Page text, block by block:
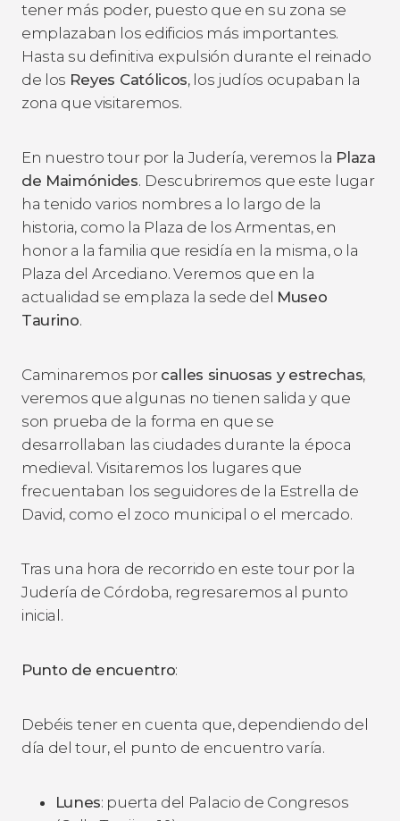
tener más poder, puesto que en su zona se
emplazaban los edificios más importantes.
Hasta su definitiva expulsión durante el reinado
de los Reyes Católicos, los judíos ocupaban la
zona que visitaremos.
En nuestro tour por la Judería, veremos la Plaza
de Maimónides. Descubriremos que este lugar
ha tenido varios nombres a lo largo de la
historia, como la Plaza de los Armentas, en
honor a la familia que residía en la misma, o la
Plaza del Arcediano. Veremos que en la
actualidad se emplaza la sede del Museo
Taurino.
Caminaremos por calles sinuosas y estrechas,
veremos que algunas no tienen salida y que
son prueba de la forma en que se
desarrollaban las ciudades durante la época
medieval. Visitaremos los lugares que
frecuentaban los seguidores de la Estrella de
David, como el zoco municipal o el mercado.
Tras una hora de recorrido en este tour por la
Judería de Córdoba, regresaremos al punto
inicial.
Punto de encuentro:
Debéis tener en cuenta que, dependiendo del
día del tour, el punto de encuentro varía.
Lunes: puerta del Palacio de Congresos